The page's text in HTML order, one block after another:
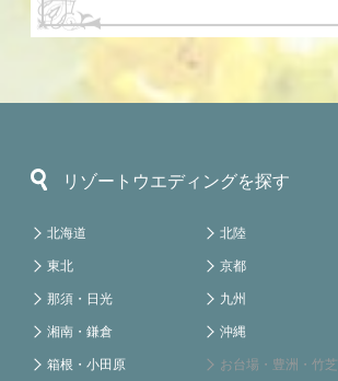
リゾートウエディングを探す
北海道
東北
那須・日光
湘南・鎌倉
箱根・小田原
北陸
京都
九州
沖縄
お台場・豊洲・竹芝